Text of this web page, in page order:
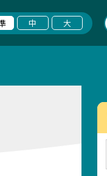
中 大